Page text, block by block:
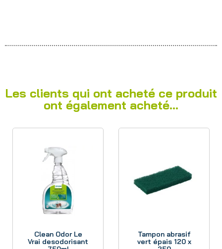
Les clients qui ont acheté ce produit
ont également acheté...
Clean Odor Le
Vrai desodorisant
Tampon abrasif
vert épais 120 x